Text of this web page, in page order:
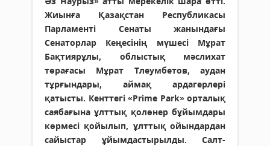
Жиынға Қазақстан Республикасы
Парламенті Сенаты жанындағы
Сенаторлар Кеңесінің мүшесі Мұрат
Бақтиярұлы, облыстық мәслихат
төрағасы Мұрат Тлеумбетов, аудан
тұрғындары, аймақ ардагерлері
қатысты. Кенттегі «Prime Park» орталық
саябағына ұлттық қолөнер бұйымдары
көрмесі қойылып, ұлттық ойындардан
сайыстар ұйымдастырылды. Салт-